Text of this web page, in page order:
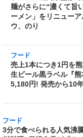
フ
ラ
ン
フード
売上1本につき1円を
生ビール黒ラベル『